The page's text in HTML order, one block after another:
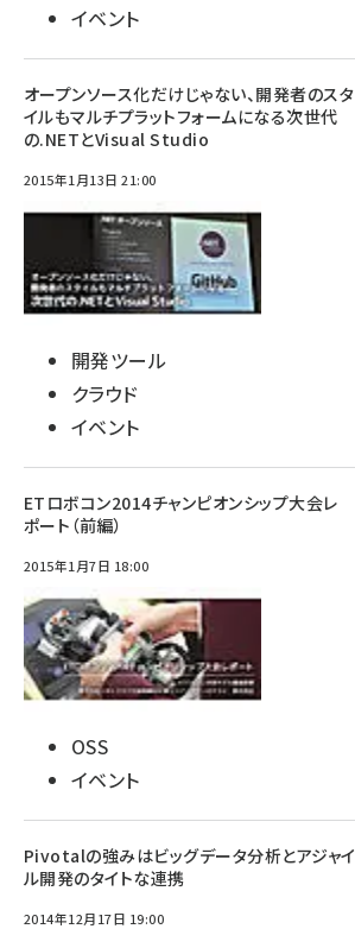
イベント
オープンソース化だけじゃない、開発者のスタ
イルもマルチプラットフォームになる次世代
の.NETとVisual Studio
2015年1月13日 21:00
開発ツール
クラウド
イベント
ETロボコン2014チャンピオンシップ大会レ
ポート（前編）
2015年1月7日 18:00
OSS
イベント
Pivotalの強みはビッグデータ分析とアジャイ
ル開発のタイトな連携
2014年12月17日 19:00